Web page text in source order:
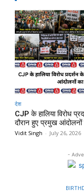
देश
CJP के हालिया विरोध
दौरान हुए प्रमुख आंदोलनों
Vidit Singh - July 26, 2026
-